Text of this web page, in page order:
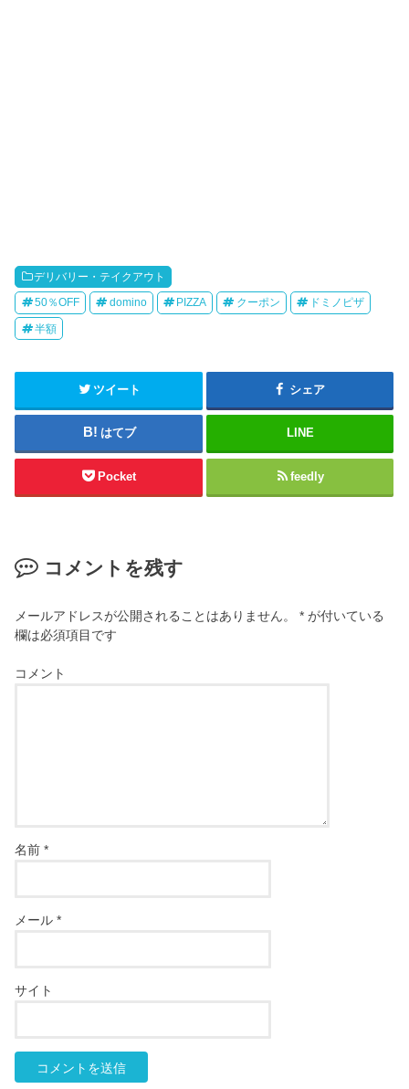
デリバリー・テイクアウト
50％OFF domino PIZZA クーポン ドミノピザ
半額
ツイート シェア
はてブ LINE
Pocket feedly
コメントを残す
メールアドレスが公開されることはありません。 * が付いている
欄は必須項目です
コメント
名前*
メール*
サイト